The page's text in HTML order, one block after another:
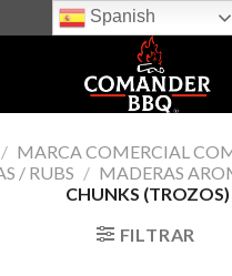
Spanish
/ MARCA COMERCIAL
/ RUBS / MADERAS
CHUNKS (TROZOS)
FILTRAR